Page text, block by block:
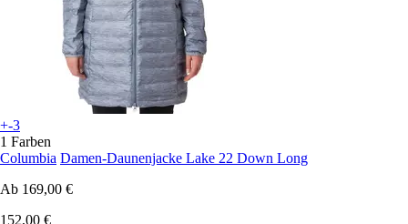
+-3
1 Farben
Columbia Damen-Daunenjacke Lake 22 Down Long
Ab 169,00 €
152,00 €